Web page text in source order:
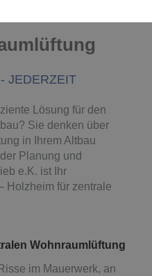
JEDERZEIT
Lösung für den
Sie denken über
in Ihrem Altbau
Planung und
e.K. ist Ihr
Holzheim für zentrale
Wohnraumlüftung
im Mauerwerk, an